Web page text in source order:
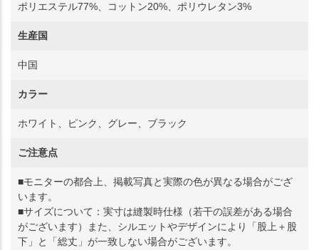
ポリエステル77%、コットン20%、ポリウレタン3%
生産国
中国
カラー
ホワイト、ピンク、グレー、ブラック
ご注意点
■モニターの都合上、掲載写真と実際の色が異なる場合がござ
います。
■サイズについて：実寸は縫製時仕様（若干の誤差がある場合
がございます）また、シルエットやデザインにより「股上＋股
下」と「総丈」が一致しない場合がございます。